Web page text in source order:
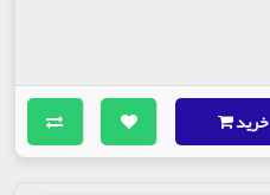
خرید